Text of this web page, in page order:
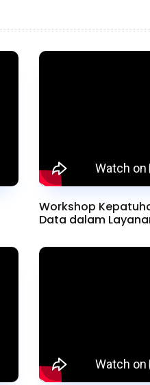
Workshop
Data dalam